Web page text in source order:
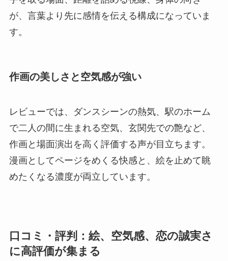
が、言葉より先に感情を伝える構成になっていま
す。
作画の美しさと空気感が強い
レビューでは、ダンスシーンの熱気、駅のホーム
で二人の間に生まれる空気、玄関先での艶など、
作画と場面演出を高く評価する声が目立ちます。
漫画としてページをめくる快感と、絵を止めて眺
めたくなる濃度が両立しています。
口コミ・評判：絵、空気感、恋の誠実さ
に高評価が集まる